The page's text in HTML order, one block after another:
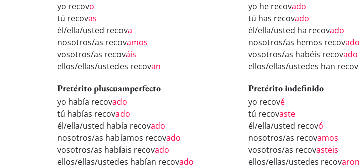
yo recovo
tú recovas
él/ella/usted recova
nosotros/as recovamos
vosotros/as recováis
ellos/ellas/ustedes recovan
yo he recovado
tú has recovado
él/ella/usted ha recovado
nosotros/as hemos recovado
vosotros/as habéis recovado
ellos/ellas/ustedes han recov
Pretérito pluscuamperfecto
yo había recovado
tú habías recovado
él/ella/usted había recovado
nosotros/as habíamos recovado
vosotros/as habíais recovado
ellos/ellas/ustedes habían recovado
Pretérito indefinido
yo recové
tú recovaste
él/ella/usted recovó
nosotros/as recovamos
vosotros/as recovasteis
ellos/ellas/ustedes recovaron